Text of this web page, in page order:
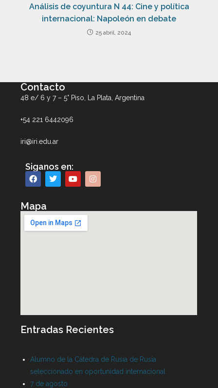
Análisis de coyuntura N 44: Cine y política
internacional: Napoleón en debate
25 abril, 2024
Contacto
48 e/ 6 y 7 – 5° Piso, La Plata, Argentina
+54 221 6442096
iri@iri.edu.ar
Siganos en:
Mapa
Entradas Recientes
Alumno de la Cátedra de Rusia de Rusia
seleccionado en oportunidad internacional
7 de agosto